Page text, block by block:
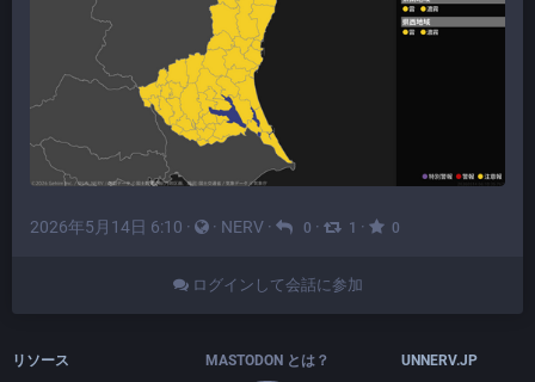
2026年5月14日 6:10 · · NERV · 0 · 1 · 0
ログインして会話に参加
リソース
MASTODON とは？
UNNERV.JP